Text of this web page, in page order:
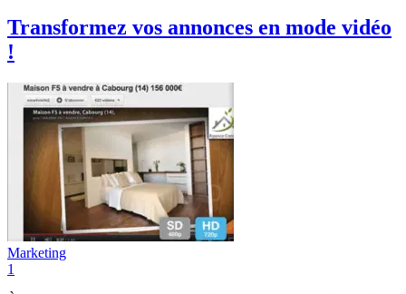
Transformez vos annonces en mode vidéo
!
Marketing
1